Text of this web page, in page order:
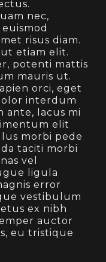
nec,
risus diam.
etiam elit.
potenti mattis
mauris ut.
orci, eget
interdum
ante, lacus mi
elit
morbi pede
taciti morbi
vel
ligula
error
vestibulum
ex nibh
auctor
eu tristique